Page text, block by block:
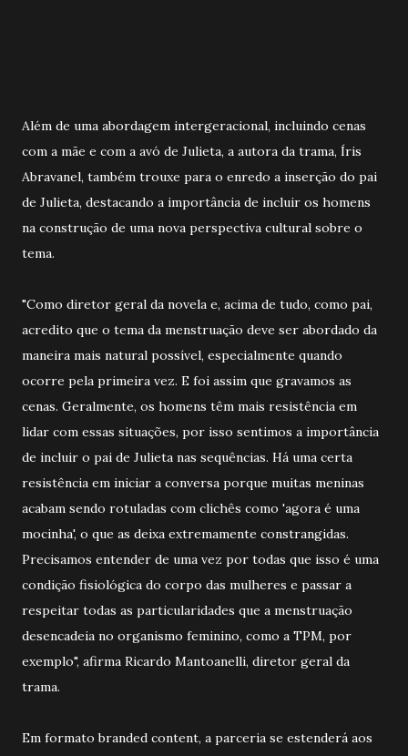
Além de uma abordagem intergeracional, incluindo cenas
com a mãe e com a avó de Julieta, a autora da trama, Íris
Abravanel, também trouxe para o enredo a inserção do pai
de Julieta, destacando a importância de incluir os homens
na construção de uma nova perspectiva cultural sobre o
tema.
"Como diretor geral da novela e, acima de tudo, como pai,
acredito que o tema da menstruação deve ser abordado da
maneira mais natural possível, especialmente quando
ocorre pela primeira vez. E foi assim que gravamos as
cenas. Geralmente, os homens têm mais resistência em
lidar com essas situações, por isso sentimos a importância
de incluir o pai de Julieta nas sequências. Há uma certa
resistência em iniciar a conversa porque muitas meninas
acabam sendo rotuladas com clichês como 'agora é uma
mocinha', o que as deixa extremamente constrangidas.
Precisamos entender de uma vez por todas que isso é uma
condição fisiológica do corpo das mulheres e passar a
respeitar todas as particularidades que a menstruação
desencadeia no organismo feminino, como a TPM, por
exemplo", afirma Ricardo Mantoanelli, diretor geral da
trama.
Em formato branded content, a parceria se estenderá aos